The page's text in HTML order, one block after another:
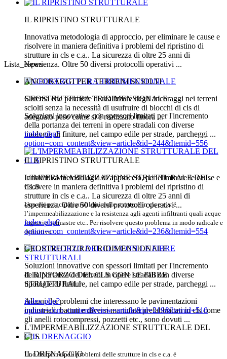
IL RIPRISTINO STRUTTURALE
Innovativa metodologia di approccio, per eliminare le cause e
risolvere in maniera definitiva i problemi del ripristino di
strutture in cls e c.a.. La sicurezza di oltre 25 anni di
esperienza. Oltre 50 diversi protocolli operativi ...
GEOSTRUTTURA TRIDIMENSIONALE
Soluzioni innovative con spessori limitati per l'incremento
della portanza dei terreni in opere stradali con diverse
tipologie di finiture, nel campo edile per strade, parcheggi ...
L'IMPERMEABILIZZAZIONE STRUTTURALE DEL
CLS
Uno dei principali problemi delle strutture in cls e c.a. é
l’impermeabilizzazione e la resistenza agli agenti infiltranti quali acque
fognarie, salmastre etc.. Per risolvere questo problema in modo radicale e
definitivo ...
IL RINFORZO DEL CLS CON LE FIBRE
STRUTTURALI
Alcuni dei problemi che interessano le pavimentazioni
industriali, battuti e diversi manufatti prefabbricati in cls come
gli anelli rotocompressi, pozzetti etc., sono dovuti ...
IL DRENAGGIO
Lista_News
ANCORAGGI PER TERRENI SCIOLTI
Sistema che permette di realizzare degli ancoraggi nei terreni
sciolti senza la necessità di usufruire di blocchi di cls di
adeguato peso come si è realizzato finora ...
index.php?
option=com_content&view=article&id=244&Itemid=556
IL RIPRISTINO STRUTTURALE
Innovativa metodologia di approccio, per eliminare le cause e
risolvere in maniera definitiva i problemi del ripristino di
strutture in cls e c.a.. La sicurezza di oltre 25 anni di
esperienza. Oltre 50 diversi protocolli operativi ...
index.php?
option=com_content&view=article&id=236&Itemid=554
GEOSTRUTTURA TRIDIMENSIONALE
Soluzioni innovative con spessori limitati per l'incremento
della portanza dei terreni in opere stradali con diverse
tipologie di finiture, nel campo edile per strade, parcheggi ...
index.php?
option=com_content&view=article&id=219&Itemid=510
L'IMPERMEABILIZZAZIONE STRUTTURALE DEL
CLS
Uno dei principali problemi delle strutture in cls e c.a. é